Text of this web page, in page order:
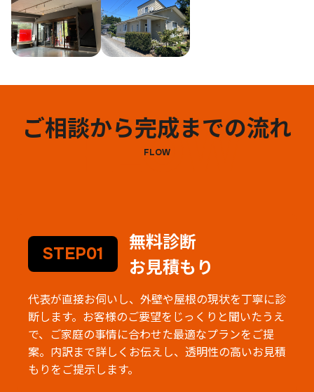
FLOW
ご相談から完成までの流れ
FLOW
STEP01
無料診断
お見積もり
代表が直接お伺いし、外壁や屋根の現状を丁寧に診
断します。お客様のご要望をじっくりと聞いたうえ
で、ご家庭の事情に合わせた最適なプランをご提
案。内訳まで詳しくお伝えし、透明性の高いお見積
もりをご提示します。